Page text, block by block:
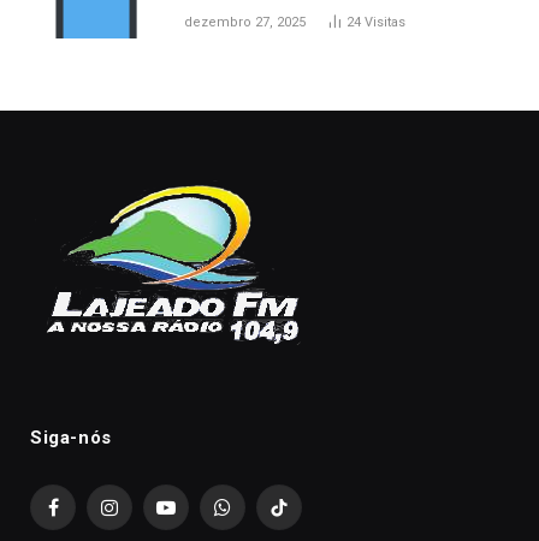
dezembro 27, 2025 24 Visitas
Siga-nós
FacebookInstagramYouTubeWhatsAppTikTok